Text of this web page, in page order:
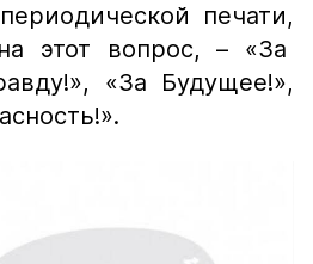
печати,
этот вопрос, – «За
«За Будущее!»,